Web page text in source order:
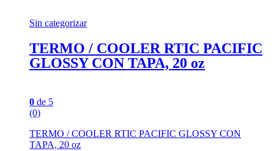
Sin categorizar
TERMO / COOLER RTIC PACIFIC
GLOSSY CON TAPA, 20 oz
0 de 5
(0)
TERMO / COOLER RTIC PACIFIC GLOSSY CON
TAPA, 20 oz